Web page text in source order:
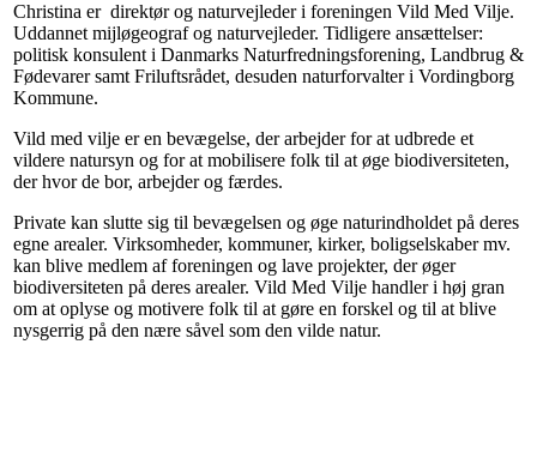
Christina er direktør og naturvejleder i foreningen Vild Med Vilje.
Uddannet mijløgeograf og naturvejleder. Tidligere ansættelser:
politisk konsulent i Danmarks Naturfredningsforening, Landbrug &
Fødevarer samt Friluftsrådet, desuden naturforvalter i Vordingborg
Kommune.
Vild med vilje er en bevægelse, der arbejder for at udbrede et
vildere natursyn og for at mobilisere folk til at øge biodiversiteten,
der hvor de bor, arbejder og færdes.
Private kan slutte sig til bevægelsen og øge naturindholdet på deres
egne arealer. Virksomheder, kommuner, kirker, boligselskaber mv.
kan blive medlem af foreningen og lave projekter, der øger
biodiversiteten på deres arealer. Vild Med Vilje handler i høj gran
om at oplyse og motivere folk til at gøre en forskel og til at blive
nysgerrig på den nære såvel som den vilde natur.